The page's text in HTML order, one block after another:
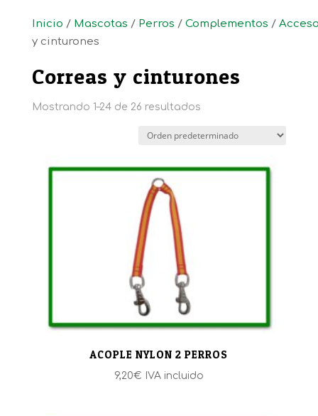
Inicio / Mascotas / Perros / Complementos /
y cinturones
Correas y cinturones
Mostrando 1–24 de 26 resultados
ACOPLE NYLON 2 PERROS
9,20€ IVA incluido